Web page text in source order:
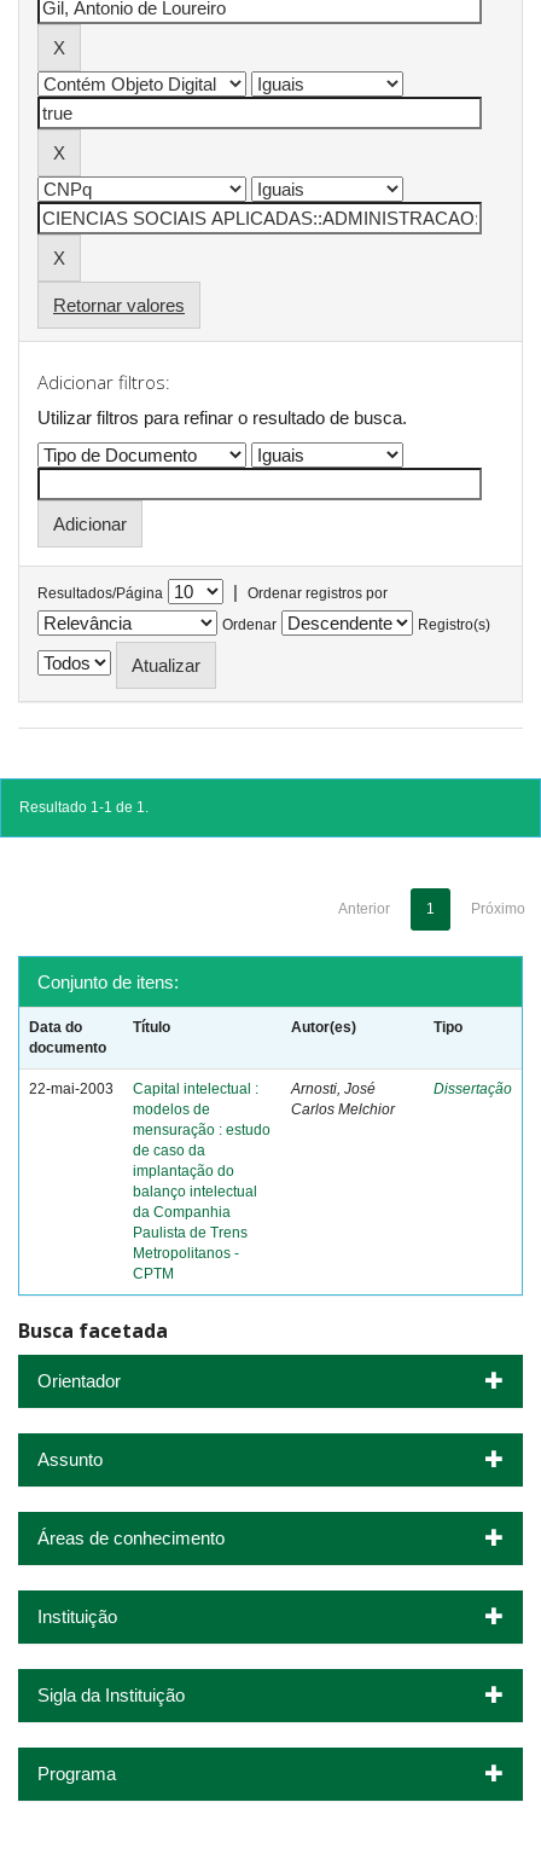
Retornar valores
Adicionar filtros:
Utilizar filtros para refinar o resultado de busca.
Resultados/Página |
Ordenar registros por
Ordenar
Registro(s)
Resultado 1-1 de 1.
Anterior 1 Próximo
Conjunto de itens:
Data do
documento
Título Autor(es) Tipo
22-mai-2003
Capital intelectual :
modelos de
mensuração : estudo
de caso da
implantação do
balanço intelectual
da Companhia
Paulista de Trens
Metropolitanos -
CPTM
Arnosti, José
Carlos Melchior
Dissertação
Busca facetada
Orientador
Assunto
Áreas de conhecimento
Instituição
Sigla da Instituição
Programa